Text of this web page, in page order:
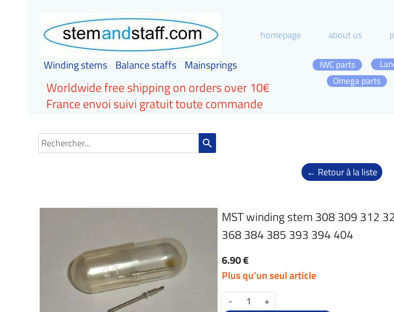
homepage about us
Winding stems Balance staffs Mainsprings
Omega parts
IWC parts
Worldwide free shipping on orders over 10€
France envoi suivi gratuit toute commande
search
← Retour à la liste
MST winding stem 308 309 312
368 384 385 393 394 404
6.90 €
Plus qu'un seul article
-
+